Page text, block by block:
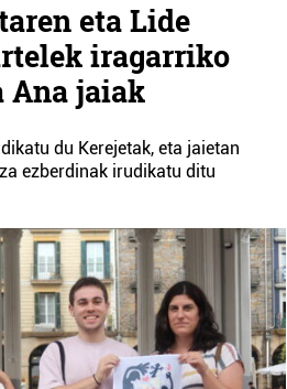
eta Lide
iragarriko
Ana jaiak
du Kerejetak, eta jaietan
ezberdinak irudikatu ditu